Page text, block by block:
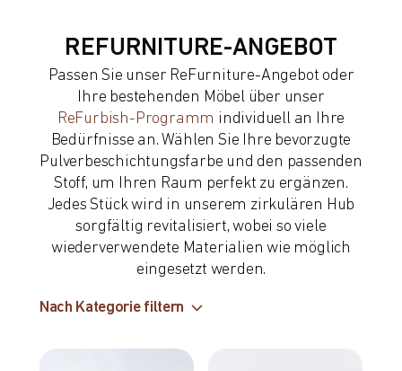
REFURNITURE-ANGEBOT
Passen Sie unser ReFurniture-Angebot oder
Ihre bestehenden Möbel über unser
ReFurbish-Programm individuell an Ihre
Bedürfnisse an. Wählen Sie Ihre bevorzugte
Pulverbeschichtungsfarbe und den passenden
Stoff, um Ihren Raum perfekt zu ergänzen.
Jedes Stück wird in unserem zirkulären Hub
sorgfältig revitalisiert, wobei so viele
wiederverwendete Materialien wie möglich
eingesetzt werden.
Nach Kategorie filtern